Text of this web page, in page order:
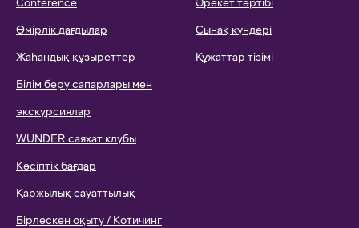
Өмірлік дағдылар
Жаһандық құзыреттер
Білім беру сапарлары мен
экскурсиялар
WUNDER саяхат клубы
Кәсіптік бағдар
Қаржылық сауаттылық
Бірлескен оқыту / Котичинг
Сынақ күндері
Құжаттар тізімі